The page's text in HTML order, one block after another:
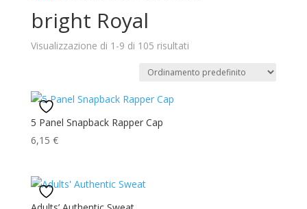
bright Royal
Visualizzazione di 1-9 di 105 risultati
5 Panel Snapback Rapper Cap
6,15 €